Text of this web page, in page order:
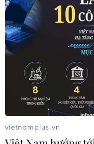
vietnamplus.vn